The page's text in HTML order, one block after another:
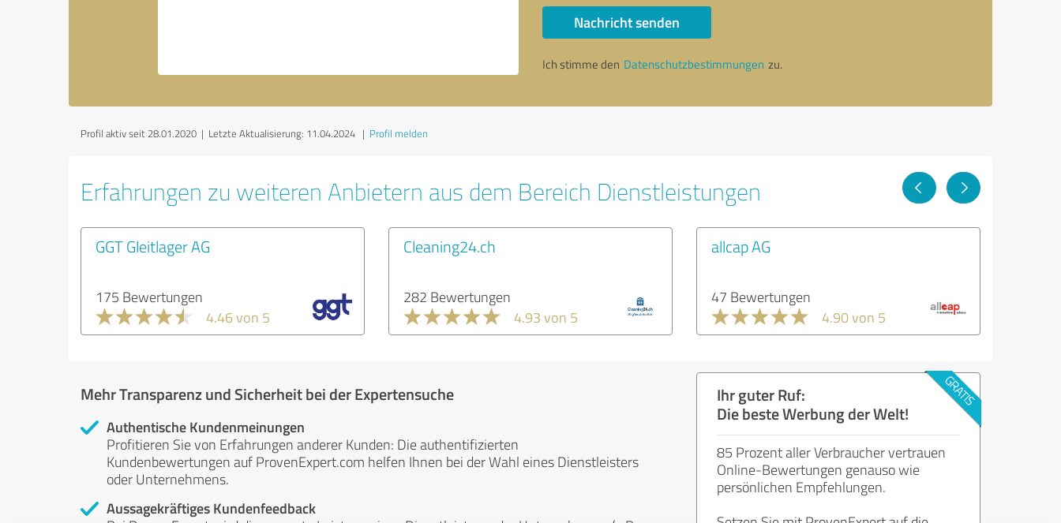
Nachricht senden
Ich stimme den Datenschutzbestimmungen zu.
Profil aktiv seit 28.01.2020 | Letzte Aktualisierung: 11.04.2024 | Profil melden
Erfahrungen zu weiteren Anbietern aus dem Bereich Dienstleistungen
GGT Gleitlager AG
175 Bewertungen
4.46 von 5
Cleaning24.ch
282 Bewertungen
4.93 von 5
allcap AG
47 Bewertungen
4.90 von 5
Mehr Transparenz und Sicherheit bei der Expertensuche
Authentische Kundenmeinungen
Profitieren Sie von Erfahrungen anderer Kunden: Die authentifizierten
Kundenbewertungen auf ProvenExpert.com helfen Ihnen bei der Wahl eines Dienstleisters
oder Unternehmens.
Aussagekräftiges Kundenfeedback
Ihr guter Ruf:
Die beste Werbung der Welt!
85 Prozent aller Verbraucher vertrauen
Online-Bewertungen genauso wie
persönlichen Empfehlungen.